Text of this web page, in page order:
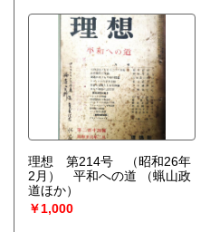
理想 第214号 （昭和26年
2月） 平和への道
（蝋山政
道ほか）
￥1,000